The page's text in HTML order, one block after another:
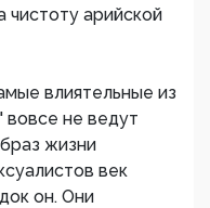
чистоту арийской
влиятельные из
не ведут
жизни
век
он. Они